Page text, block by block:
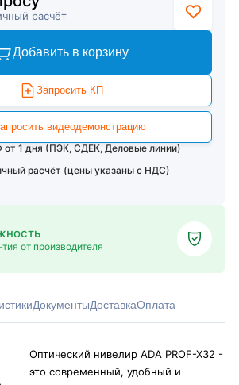
расчёт
Добавить в корзину
Запросить КП
видеодемонстрацию
от 1 дня (ПЭК, СДЕК, Деловые линии)
расчёт (цены указаны с НДС)
от производителя
ДокументыДоставкаОплата
Оптический нивелир ADA PROF-X32 -
это современный, удобный и